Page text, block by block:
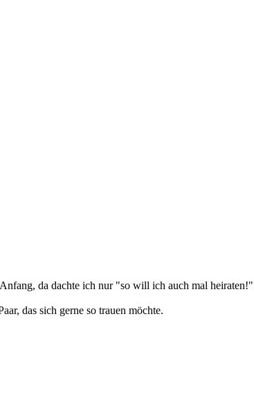
da dachte ich nur "so will ich auch mal
das sich gerne so trauen möchte.